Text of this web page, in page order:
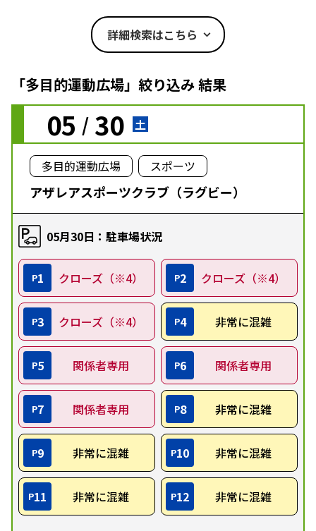
詳細検索はこちら
「多目的運動広場」絞り込み 結果
05 / 30 土
多目的運動広場 スポーツ
アザレアスポーツクラブ（ラグビー）
05月30日：駐車場状況
P1 クローズ（※4） P2 クローズ（※4）
P3 クローズ（※4） P4 非常に混雑
P5 関係者専用 P6 関係者専用
P7 関係者専用 P8 非常に混雑
P9 非常に混雑 P10 非常に混雑
P11 非常に混雑 P12 非常に混雑